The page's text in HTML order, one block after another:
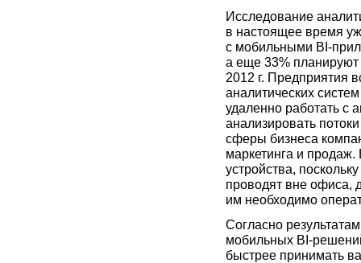
Исследование
в настоящее время
с мобильными BI-
а еще 33%
2012 г. Предприятия
аналитических
удаленно работать с
анализировать
сферы бизнеса
маркетинга и
устройства,
проводят вне офиса,
им необходимо
Согласно
мобильных BI-
быстрее принимать